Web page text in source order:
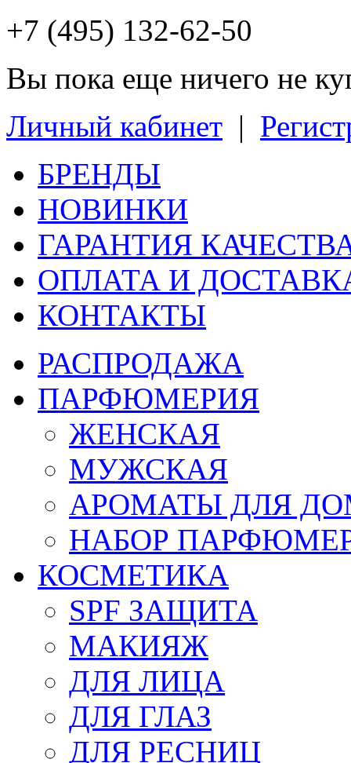
+7 (495) 132-62-50
Вы пока еще ничего не
Личный кабинет |
БРЕНДЫ
НОВИНКИ
ГАРАНТИЯ
ОПЛАТА И
КОНТАКТЫ
РАСПРОДАЖА
ПАРФЮМЕРИЯ
ЖЕНСКАЯ
МУЖСКАЯ
АРОМАТЫ ДЛЯ
НАБОР
КОСМЕТИКА
SPF ЗАЩИТА
МАКИЯЖ
ДЛЯ ЛИЦА
ДЛЯ ГЛАЗ
ДЛЯ РЕСНИЦ